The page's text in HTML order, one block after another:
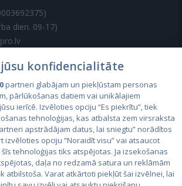
dien. 09-17)
konfidencialitāte
partneri glabājam un piekļūstam personas
pārlūkošanas datiem vai unikālajiem
ierīcē. Izvēloties opciju “Es piekrītu”, tiek
tehnoloģijas, kas atbalsta zem virsraksta
apstrādājam datus, lai sniegtu” norādītos
izvēloties opciju “Noraidīt visu” vai atsaucot
tehnoloģijas tiks atspējotas. Ja izsekošanas
daļa no redzamā satura un reklāmām
atbilstoša. Varat atkārtoti piekļūt šai izvēlnei, lai